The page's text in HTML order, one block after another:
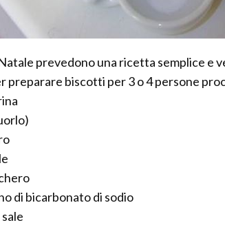
prevedono una ricetta semplice e
preparare biscotti per 3 o 4 persone
di bicarbonato di sodio